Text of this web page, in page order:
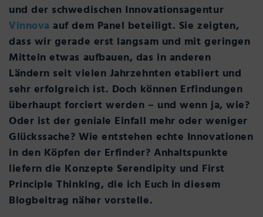
und der schwedischen Innovationsagentur
Vinnova auf dem Panel beteiligt. Sie zeigten,
dass wir gerade erst langsam und mit geringen
Mitteln etwas aufbauen, das in anderen
Ländern seit vielen Jahrzehnten etabliert und
sehr erfolgreich ist. Doch können Erfindungen
überhaupt forciert werden – und wenn ja, wie?
Oder ist der geniale Einfall mehr oder weniger
Glückssache? Wie entstehen echte Innovationen
in den Köpfen der Erfinder? Anhaltspunkte
liefern die Konzepte Serendipity und First
Principle Thinking, die ich Euch in diesem
Blogbeitrag näher vorstelle.